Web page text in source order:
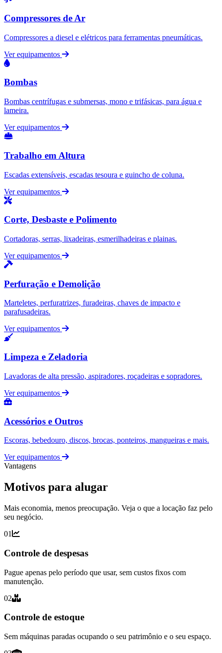
Compressores de Ar
Compressores a diesel e elétricos para ferramentas pneumáticas.
Ver equipamentos
Bombas
Bombas centrífugas e submersas, mono e trifásicas, para água e
lameira.
Ver equipamentos
Trabalho em Altura
Escadas extensíveis, escadas tesoura e guincho de coluna.
Ver equipamentos
Corte, Desbaste e Polimento
Cortadoras, serras, lixadeiras, esmerilhadeiras e plainas.
Ver equipamentos
Perfuração e Demolição
Marteletes, perfuratrizes, furadeiras, chaves de impacto e
parafusadeiras.
Ver equipamentos
Limpeza e Zeladoria
Lavadoras de alta pressão, aspiradores, roçadeiras e sopradores.
Ver equipamentos
Acessórios e Outros
Escoras, bebedouro, discos, brocas, ponteiros, mangueiras e mais.
Ver equipamentos
Vantagens
Motivos para alugar
Mais economia, menos preocupação. Veja o que a locação faz pelo
seu negócio.
01
Controle de despesas
Pague apenas pelo período que usar, sem custos fixos com
manutenção.
02
Controle de estoque
Sem máquinas paradas ocupando o seu patrimônio e o seu espaço.